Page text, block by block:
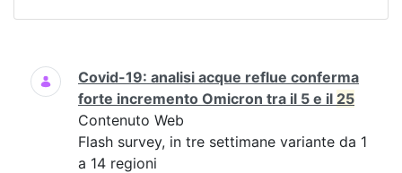
Ricerca
Covid-19: analisi acque reflue conferma
forte incremento Omicron tra il 5 e il 25
Contenuto Web
Flash survey, in tre settimane variante da 1
a 14 regioni